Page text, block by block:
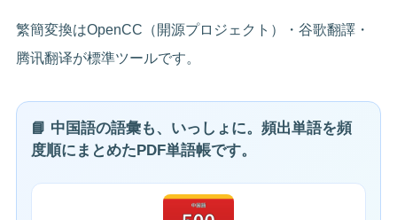
繁簡変換はOpenCC（開源プロジェクト）・谷歌翻譯・
腾讯翻译が標準ツールです。
📘 中国語の語彙も、いっしょに。頻出単語を頻
度順にまとめたPDF単語帳です。